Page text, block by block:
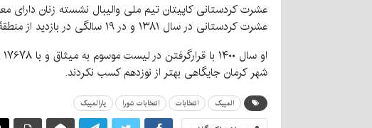
عشرت کردستانی در سال ۱۳۸۱ و در ۱۹ سالگی در بازدید از منطقهٔ شلمچه با قطعی پای راست دچار مجروحیت شد.
شهر کرمان جایگاهی بهتر از نوزدهم کسب نکردند.
المپیک انتخابات انتخابات شورا پارالمپیک